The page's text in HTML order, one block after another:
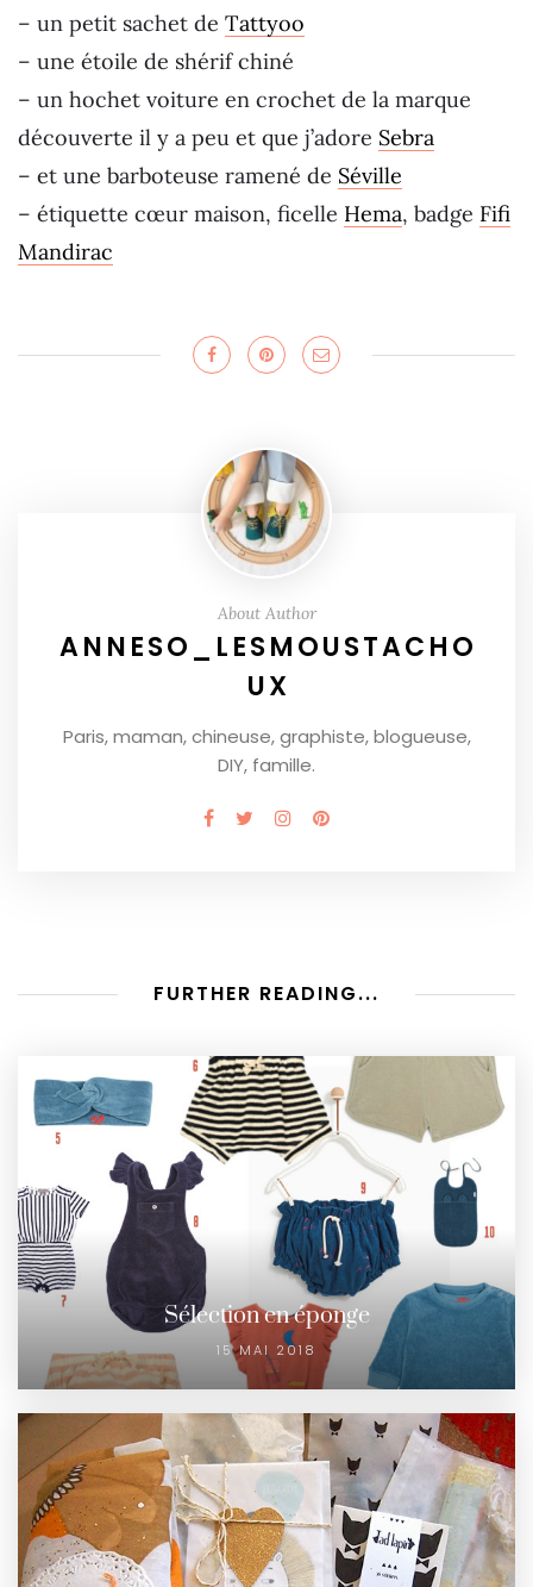
– un petit sachet de Tattyoo
– une étoile de shérif chiné
– un hochet voiture en crochet de la marque
découverte il y a peu et que j’adore Sebra
– et une barboteuse ramené de Séville
– étiquette cœur maison, ficelle Hema, badge Fifi
Mandirac
About Author
ANNESO_LESMOUSTACHO
UX
Paris, maman, chineuse, graphiste, blogueuse,
DIY, famille.
FURTHER READING...
Sélection en éponge
15 MAI 2018